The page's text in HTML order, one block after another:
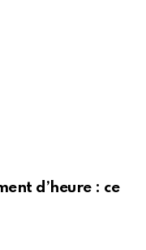
d’heure : ce